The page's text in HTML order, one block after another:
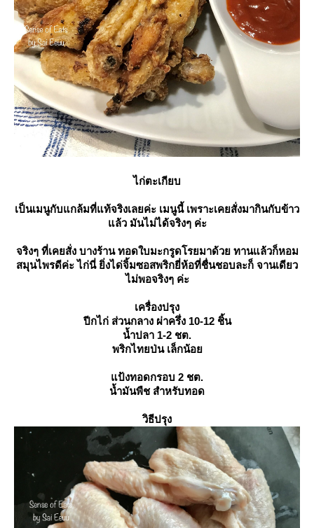
ไก่ตะเกียบ
เป็นเมนูกับแกล้มที่แท้จริงเลยค่ะ เมนูนี้ เพราะเคยสั่งมากินกับข้าว
ล้ว มันไม่ได้จริงๆ ค่ะ
จริงๆ ที่เคยสั่ง บางร้าน ทอดใบมะกรูดโรยมาด้วย ทานแล้วก็หอม
สมุนไพรดีค่ะ ไก่นี่ ยิ่งได่จิ้มซอสพริกยี่ห้อที่ชื่นชอบละก็ จานเดียว
ไม่พอจริงๆ ค่ะ
เครื่องปรุง
ปีกไก่ ส่วนกลาง ผ่าครึ่ง 10-12 ชิ้น
น้ำปลา 1-2 ชต.
พริกไทยป่น เล็กน้อ
ป้งทอดกรอบ 2 ชต.
น้ำมันพืช สำหรับทอด
วิธีปรุง